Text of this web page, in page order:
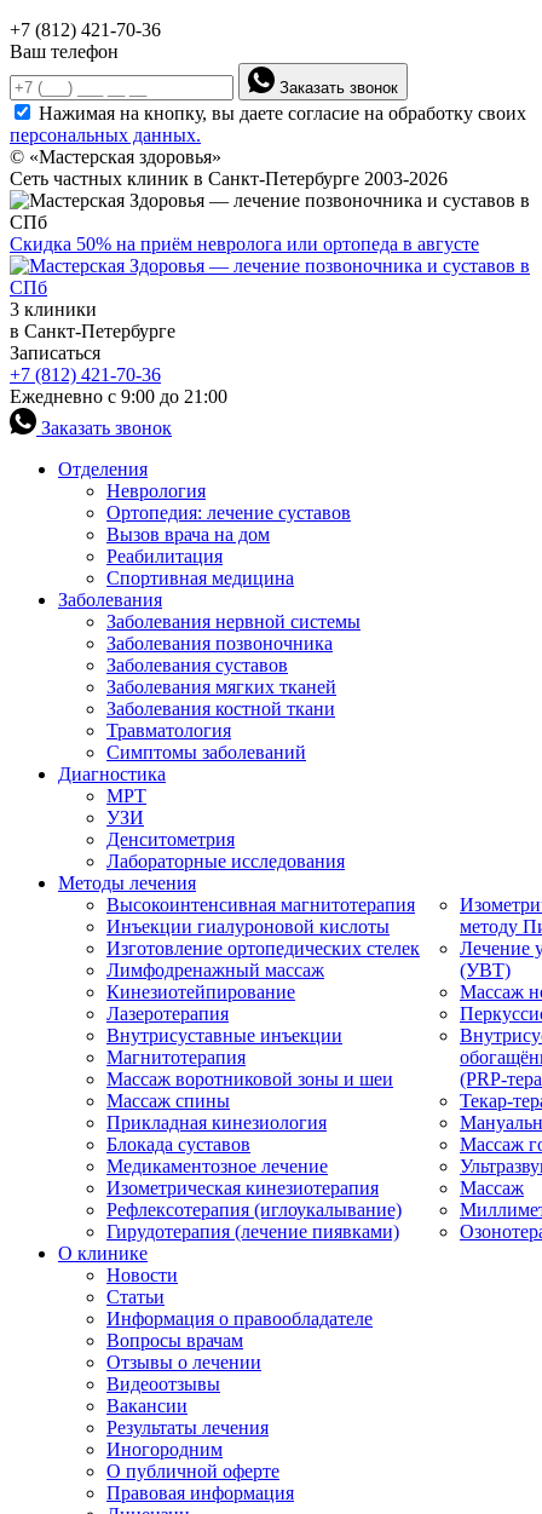
+7 (812) 421-70-36
Ваш телефон
Заказать звонок
Нажимая на кнопку, вы даете согласие на обработку своих
персональных данных.
© «Мастерская здоровья»
Сеть частных клиник в Санкт-Петербурге 2003-2026
Скидка 50% на приём невролога или ортопеда в августе
3 клиники
в Санкт-Петербурге
Записаться
+7 (812) 421-70-36
Ежедневно с 9:00 до 21:00
Заказать звонок
Отделения
Неврология
Ортопедия: лечение суставов
Вызов врача на дом
Реабилитация
Спортивная медицина
Заболевания
Заболевания нервной системы
Заболевания позвоночника
Заболевания суставов
Заболевания мягких тканей
Заболевания костной ткани
Травматология
Симптомы заболеваний
Диагностика
МРТ
УЗИ
Денситометрия
Лабораторные исследования
Методы лечения
Высокоинтенсивная магнитотерапия
Инъекции гиалуроновой кислоты
Изготовление ортопедических стелек
Лимфодренажный массаж
Кинезиотейпирование
Лазеротерапия
Внутрисуставные инъекции
Магнитотерапия
Массаж воротниковой зоны и шеи
Массаж спины
Прикладная кинезиология
Блокада суставов
Медикаментозное лечение
Изометрическая кинезиотерапия
Рефлексотерапия (иглоукалывание)
Гирудотерапия (лечение пиявками)
методу
Лечение
(УВТ)
Массаж
(PRP-
Текар-
Массаж
Массаж
О клинике
Новости
Статьи
Информация о правообладателе
Вопросы врачам
Отзывы о лечении
Видеоотзывы
Вакансии
Результаты лечения
Иногородним
О публичной оферте
Правовая информация